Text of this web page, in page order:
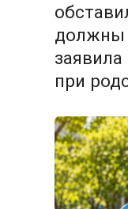
должны
при